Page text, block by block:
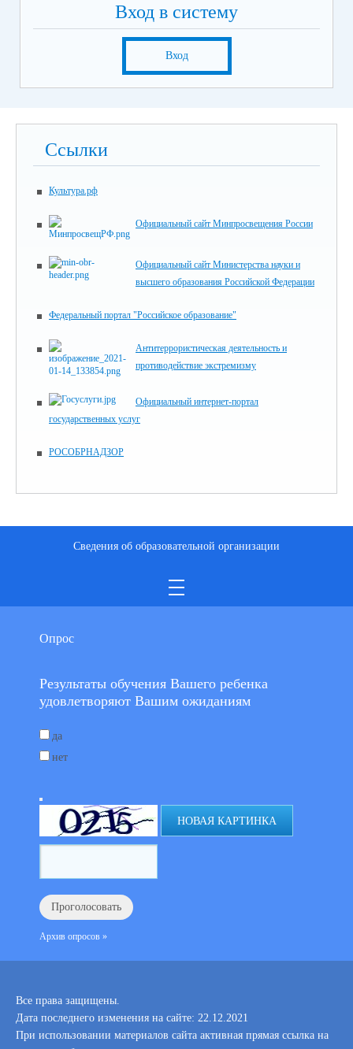
Вход в систему
Вход
Ссылки
Культура.рф
Официальный сайт Минпросвещения России
Официальный сайт Министерства науки и
высшего образования Российской Федерации
Федеральный портал "Российское образование"
Антитеррористическая деятельность и
противодействие экстремизму
Официальный интернет-портал
государственных услуг
РОСОБРНАДЗОР
Сведения об образовательной организации
Опрос
Результаты обучения Вашего ребенка
удовлетворяют Вашим ожиданиям
да
нет
НОВАЯ КАРТИНКА
Архив опросов »
Все права защищены.
Дата последнего изменения на сайте: 22.12.2021
При использовании материалов сайта активная прямая ссылка на